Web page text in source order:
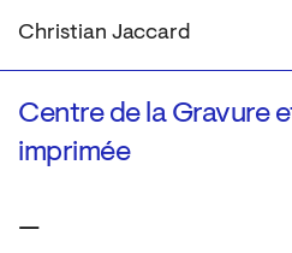
Christian Jaccard
Centre de la Gravure
imprimée
—